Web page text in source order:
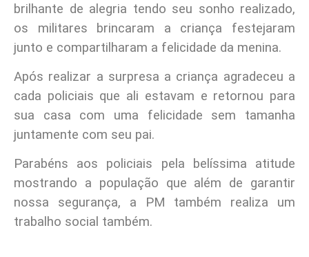
brilhante de alegria tendo seu sonho realizado,
os militares brincaram a criança festejaram
junto e compartilharam a felicidade da menina.
Após realizar a surpresa a criança agradeceu a
cada policiais que ali estavam e retornou para
sua casa com uma felicidade sem tamanha
juntamente com seu pai.
Parabéns aos policiais pela belíssima atitude
mostrando a população que além de garantir
nossa segurança, a PM também realiza um
trabalho social também.